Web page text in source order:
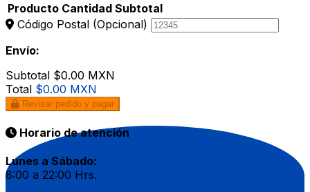
Producto Cantidad Subtotal
Código Postal (Opcional)
Envío:
Subtotal $0.00 MXN
Total $0.00 MXN
Revisar pedido y pagar
Horario de atención
Lunes a Sábado:
8:00 a 22:00 Hrs.